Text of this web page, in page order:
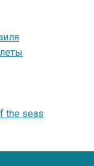
the seas